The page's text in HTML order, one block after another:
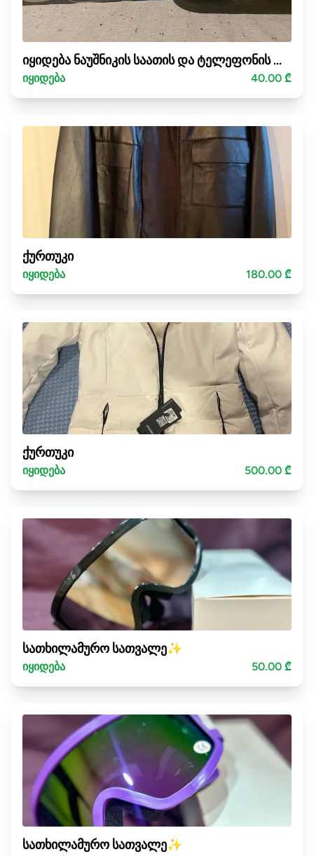
იყიდება ნაუშნიკის საათის და ტელეფონის დამტენი.
იყიდება 40.00 ₾
ქურთუკი
იყიდება 180.00 ₾
ქურთუკი
იყიდება 500.00 ₾
სათხილამურო სათვალე✨
იყიდება 50.00 ₾
სათხილამურო სათვალე✨